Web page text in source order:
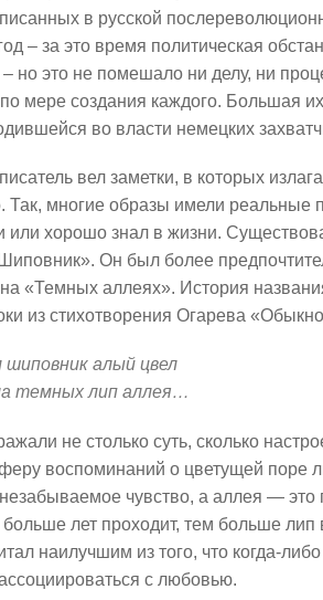
в русской
– за это время политическая
– но это не помешало ни делу, ни
по мере создания каждого. Большая
во власти немецких
вел заметки, в которых
Так, многие образы имели реальные
или хорошо знал в жизни.
Он был более
«Темных аллеях». История
из стихотворения Огарева
шиповник алый цвел
темных лип аллея…
не столько суть, сколько
воспоминаний о цветущей поре
чувство, а аллея — это
лет проходит, тем больше
наилучшим из того, что когда-
с любовью.